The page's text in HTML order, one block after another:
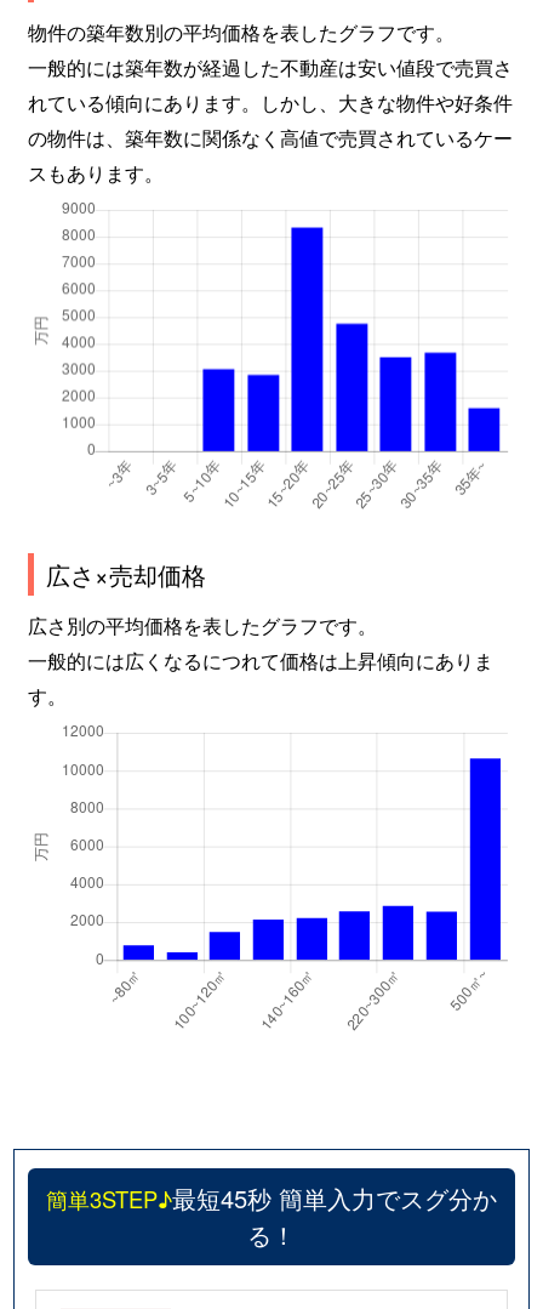
物件の築年数別の平均価格を表したグラフです。
一般的には築年数が経過した不動産は安い値段で売買さ
れている傾向にあります。しかし、大きな物件や好条件
の物件は、築年数に関係なく高値で売買されているケー
スもあります。
広さ×売却価格
広さ別の平均価格を表したグラフです。
一般的には広くなるにつれて価格は上昇傾向にありま
す。
簡単3STEP♪最短45秒 簡単入力でスグ分か
る！